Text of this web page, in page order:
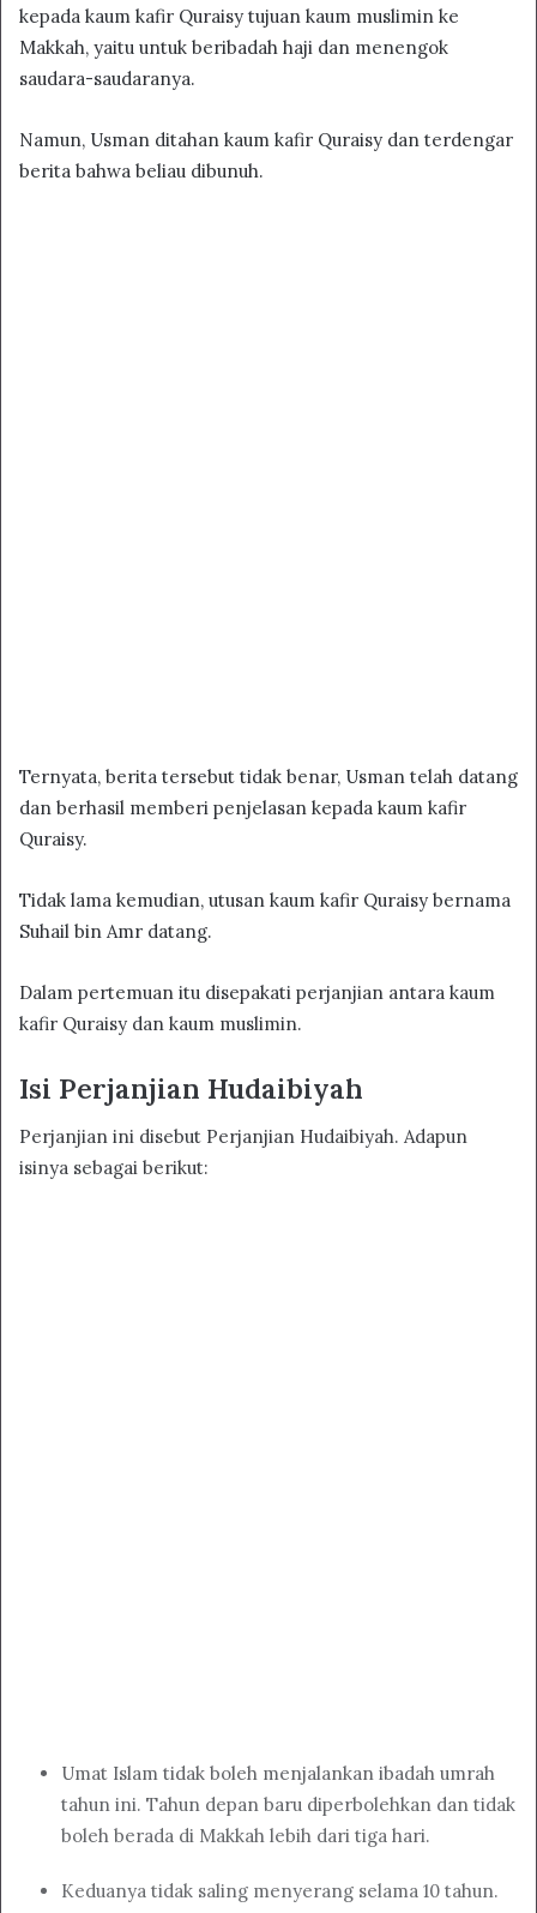
kepada kaum kafir Quraisy tujuan kaum muslimin ke
Makkah, yaitu untuk beribadah haji dan menengok
saudara-saudaranya.
Namun, Usman ditahan kaum kafir Quraisy dan terdengar
berita bahwa beliau dibunuh.
Ternyata, berita tersebut tidak benar, Usman telah datang
dan berhasil memberi penjelasan kepada kaum kafir
Quraisy.
Tidak lama kemudian, utusan kaum kafir Quraisy bernama
Suhail bin Amr datang.
Dalam pertemuan itu disepakati perjanjian antara kaum
kafir Quraisy dan kaum muslimin.
Isi Perjanjian Hudaibiyah
Perjanjian ini disebut Perjanjian Hudaibiyah. Adapun
isinya sebagai berikut:
Umat Islam tidak boleh menjalankan ibadah umrah
tahun ini. Tahun depan baru diperbolehkan dan tidak
boleh berada di Makkah lebih dari tiga hari.
Keduanya tidak saling menyerang selama 10 tahun.